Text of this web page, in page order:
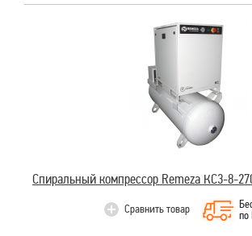
Спиральный компрессор Remeza КС3-8-
Сравнить товар
по